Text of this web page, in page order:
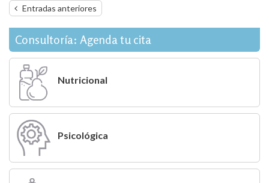
Navegación
de
entradas
Entradas anteriores
Consultoría: Agenda tu cita
Nutricional
Psicológica